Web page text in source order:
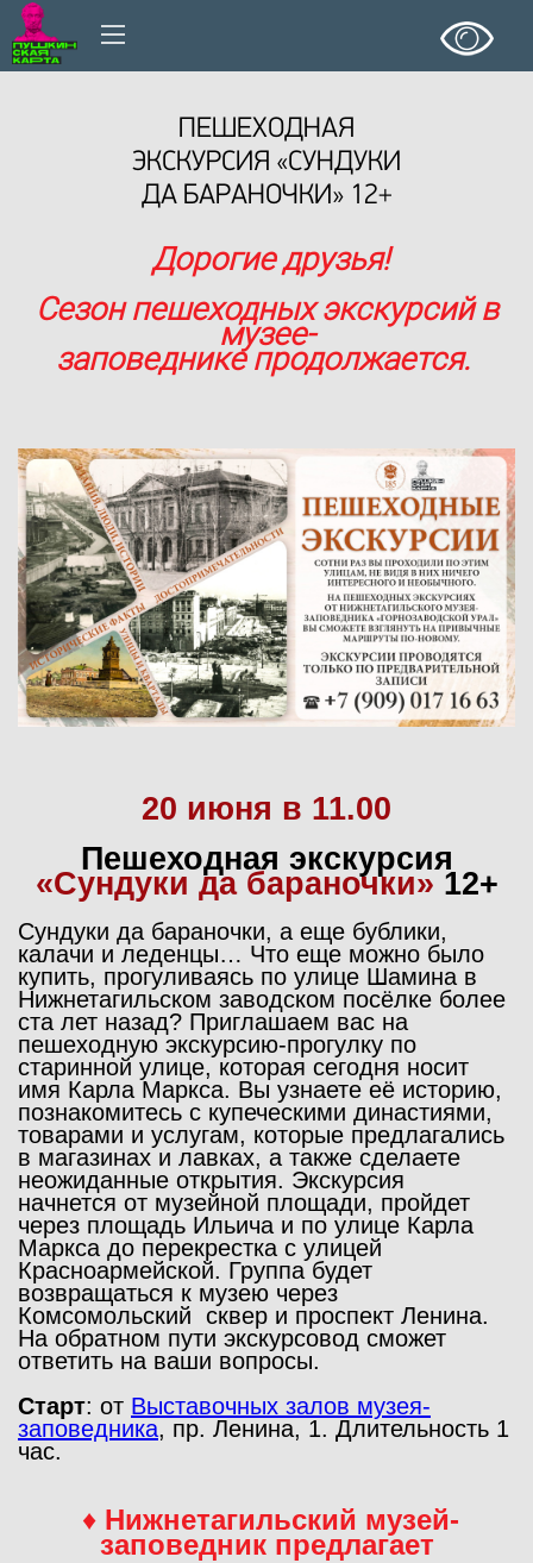
ПЕШЕХОДНАЯ
ЭКСКУРСИЯ «СУНДУКИ
ДА БАРАНОЧКИ» 12+
Дорогие друзья!
Сезон пешеходных экскурсий в
музее-
заповеднике продолжается.
20 июня в 11.00
Пешеходная экскурсия
«Сундуки да бараночки» 12+
Сундуки да бараночки, а еще бублики,
калачи и леденцы… Что еще можно было
купить, прогуливаясь по улице Шамина в
Нижнетагильском заводском посёлке более
ста лет назад? Приглашаем вас на
пешеходную экскурсию-прогулку по
старинной улице, которая сегодня носит
имя Карла Маркса. Вы узнаете её историю,
познакомитесь с купеческими династиями,
товарами и услугам, которые предлагались
в магазинах и лавках, а также сделаете
неожиданные открытия. Экскурсия
начнется от музейной площади, пройдет
через площадь Ильича и по улице Карла
Маркса до перекрестка с улицей
Красноармейской. Группа будет
возвращаться к музею через
Комсомольский сквер и проспект Ленина.
На обратном пути экскурсовод сможет
ответить на ваши вопросы.
Старт: от Выставочных залов музея-
заповедника, пр. Ленина, 1. Длительность 1
час.
♦ Нижнетагильский музей-
заповедник предлагает